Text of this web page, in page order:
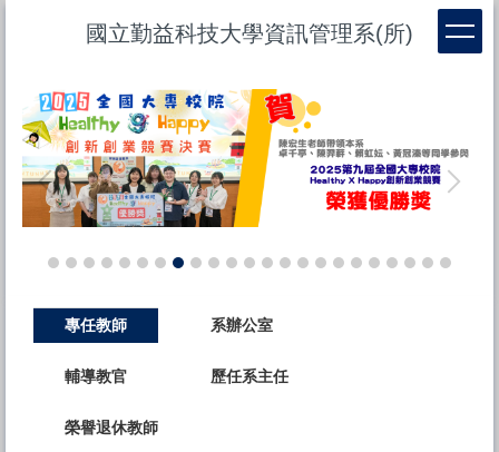
內
容
區
國立勤益科技大學資訊管理系(所)
專任教師 系辦公室
輔導教官 歷任系主任
榮譽退休教師